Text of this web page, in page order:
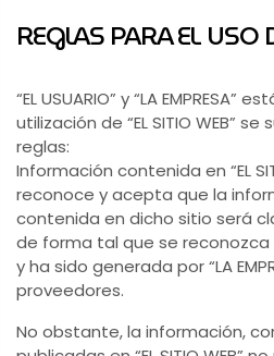
REGLAS PARA EL
“EL USUARIO” y “LA
utilización de “EL SITIO WEB”
reglas:
Información contenida en “EL
reconoce y acepta que la
contenida en dicho sitio será
de forma tal que se
y ha sido generada por “LA
proveedores.
No obstante, la información,